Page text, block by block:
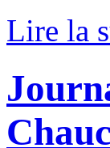
Lire la